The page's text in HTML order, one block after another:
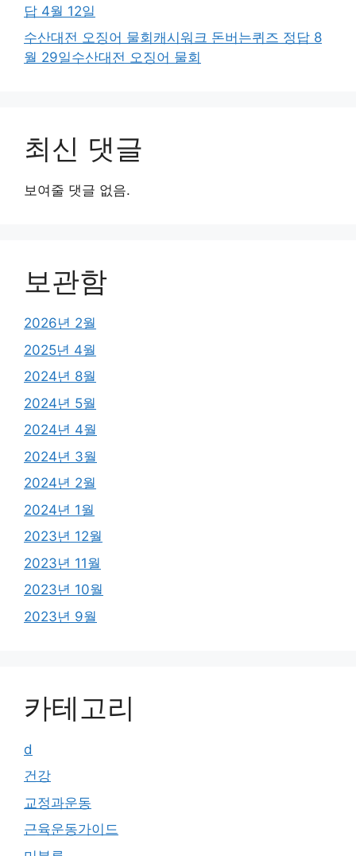
답 4월 12일
수산대전 오징어 물회캐시워크 돈버는퀴즈 정답 8
월 29일수산대전 오징어 물회
최신 댓글
보여줄 댓글 없음.
보관함
2026년 2월
2025년 4월
2024년 8월
2024년 5월
2024년 4월
2024년 3월
2024년 2월
2024년 1월
2023년 12월
2023년 11월
2023년 10월
2023년 9월
카테고리
d
건강
교정과운동
근육운동가이드